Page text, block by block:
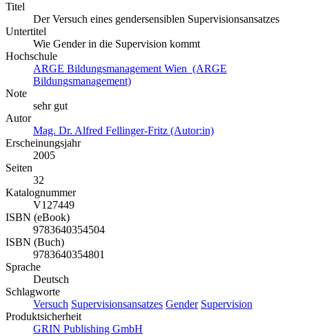
Titel
Der Versuch eines gendersensiblen Supervisionsansatzes
Untertitel
Wie Gender in die Supervision kommt
Hochschule
ARGE Bildungsmanagement Wien (ARGE
Bildungsmanagement)
Note
sehr gut
Autor
Mag. Dr. Alfred Fellinger-Fritz (Autor:in)
Erscheinungsjahr
2005
Seiten
32
Katalognummer
V127449
ISBN (eBook)
9783640354504
ISBN (Buch)
9783640354801
Sprache
Deutsch
Schlagworte
Versuch Supervisionsansatzes Gender Supervision
Produktsicherheit
GRIN Publishing GmbH